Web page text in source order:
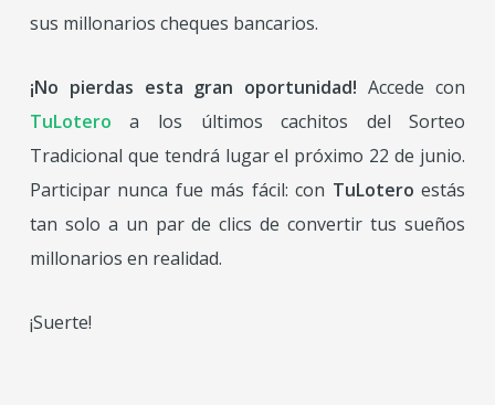
sus millonarios cheques bancarios.
¡No pierdas esta gran oportunidad! Accede con
TuLotero
a los últimos cachitos del Sorteo
Tradicional que tendrá lugar el próximo 22 de junio.
Participar nunca fue más fácil: con TuLotero estás
tan solo a un par de clics de convertir tus sueños
millonarios en realidad.
¡Suerte!